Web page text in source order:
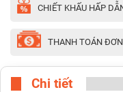
CHIẾT KHẤU HẤP
THANH TOÁN
Chi tiết